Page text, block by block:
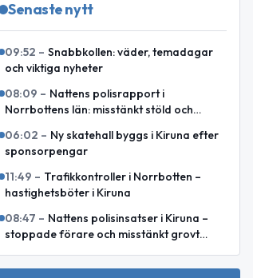
Senaste nytt
09:52 – Snabbkollen: väder, temadagar
och viktiga nyheter
08:09 – Nattens polisrapport i
Norrbottens län: misstänkt stöld och
06:02 – Ny skatehall byggs i Kiruna efter
sponsorpengar
11:49 – Trafikkontroller i Norrbotten –
hastighetsböter i Kiruna
08:47 – Nattens polisinsatser i Kiruna –
stoppade förare och misstänkt grovt